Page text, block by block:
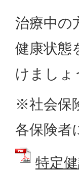
治療中の
健康状態
けましょ
※社会保
各保険者
特定